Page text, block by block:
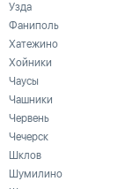
Узда
Фаниполь
Хатежино
Хойники
Чаусы
Чашники
Червень
Чечерск
Шклов
Шумилино